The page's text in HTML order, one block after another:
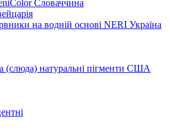
Словаччина
на водній основі NERI Україна
(слюда) натуральні пігменти США